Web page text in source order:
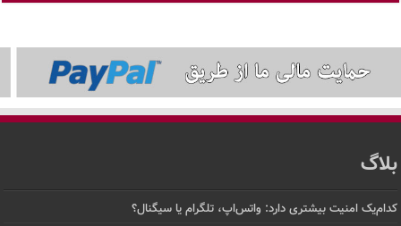
بلاگ
کدام‌یک امنیت بیشتری دارد: واتس‌اپ، تلگرام یا سیگنال؟